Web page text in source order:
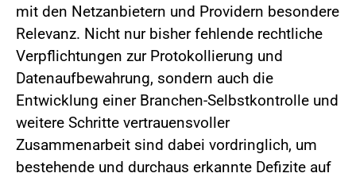
mit den Netzanbietern und Providern besondere
Relevanz. Nicht nur bisher fehlende rechtliche
Verpflichtungen zur Protokollierung und
Datenaufbewahrung, sondern auch die
Entwicklung einer Branchen-Selbstkontrolle und
weitere Schritte vertrauensvoller
Zusammenarbeit sind dabei vordringlich, um
bestehende und durchaus erkannte Defizite auf